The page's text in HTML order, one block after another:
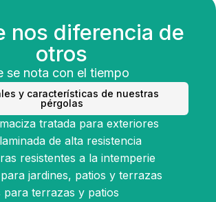
nos diferencia de
otros
se nota con el tiempo
y características de nuestras
pérgolas
tratada para exteriores
de alta resistencia
resistentes a la intemperie
jardines, patios y terrazas
para terrazas y patios